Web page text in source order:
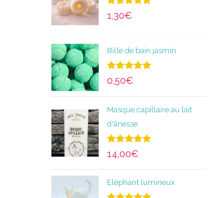
Note5.00
sur 5
1,30€
Bille de bain jasmin
Note5.00
sur 5
0,50€
Masque capillaire au lait
d'ânesse
Note5.00
sur 5
14,00€
Eléphant lumineux